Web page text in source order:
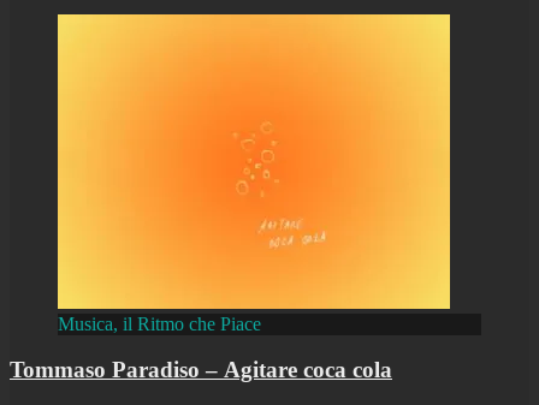
Musica, il Ritmo che Piace
Tommaso Paradiso – Agitare coca cola